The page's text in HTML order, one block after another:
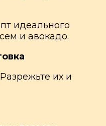
идеального
и авокадо.
их и